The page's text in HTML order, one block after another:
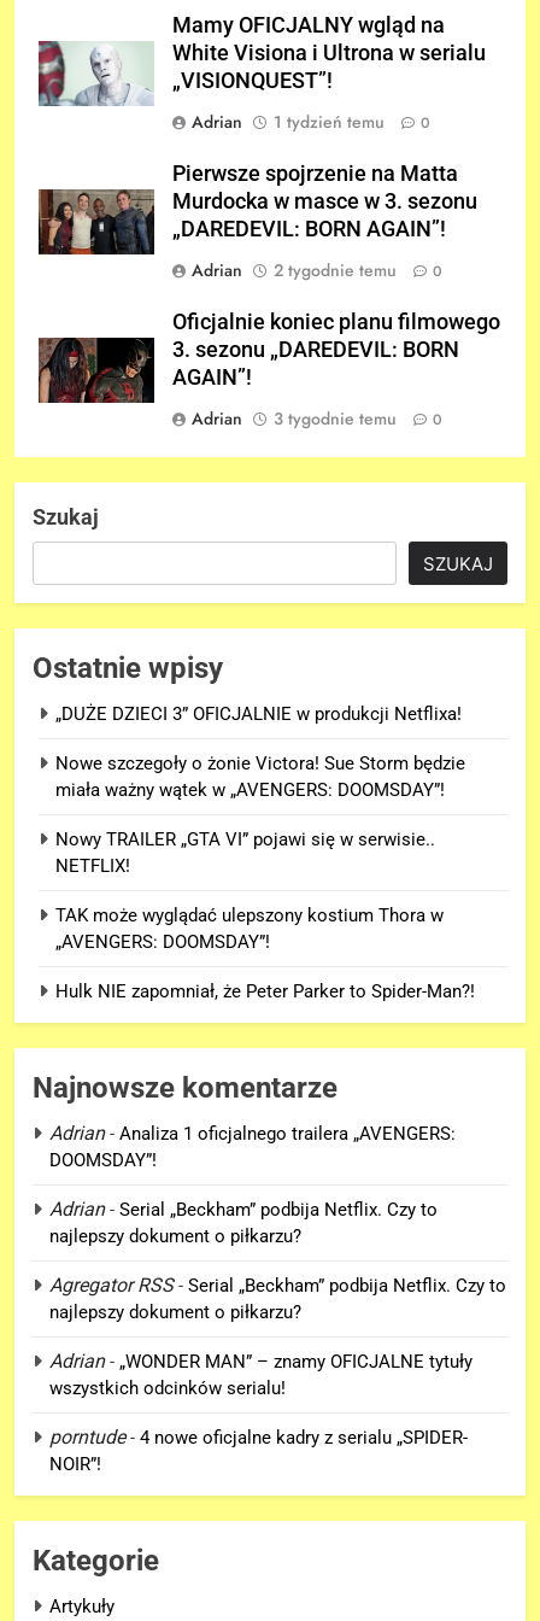
Mamy OFICJALNY wgląd na
White Visiona i Ultrona w serialu
„VISIONQUEST”!
Adrian
1 tydzień temu 0
Pierwsze spojrzenie na Matta
Murdocka w masce w 3. sezonu
„DAREDEVIL: BORN AGAIN”!
Adrian
2 tygodnie temu 0
Oficjalnie koniec planu filmowego
3. sezonu „DAREDEVIL: BORN
AGAIN”!
Adrian
3 tygodnie temu 0
Szukaj
SZUKAJ
Ostatnie wpisy
„DUŻE DZIECI 3” OFICJALNIE w produkcji Netflixa!
Nowe szczegoły o żonie Victora! Sue Storm będzie
miała ważny wątek w „AVENGERS: DOOMSDAY”!
Nowy TRAILER „GTA VI” pojawi się w serwisie..
NETFLIX!
TAK może wyglądać ulepszony kostium Thora w
„AVENGERS: DOOMSDAY”!
Hulk NIE zapomniał, że Peter Parker to Spider-Man?!
Najnowsze komentarze
Adrian- Analiza 1 oficjalnego trailera „AVENGERS:
DOOMSDAY”!
Adrian- Serial „Beckham” podbija Netflix. Czy to
najlepszy dokument o piłkarzu?
Agregator RSS- Serial „Beckham” podbija Netflix. Czy to
najlepszy dokument o piłkarzu?
Adrian- „WONDER MAN” – znamy OFICJALNE tytuły
wszystkich odcinków serialu!
porntude- 4 nowe oficjalne kadry z serialu „SPIDER-
NOIR”!
Kategorie
Artykuły
5
Hulk NIE zapomniał, że Peter
FILMY
6
D.D. Cretton zdradza, że
sceny po napisach „SPIDER-
7